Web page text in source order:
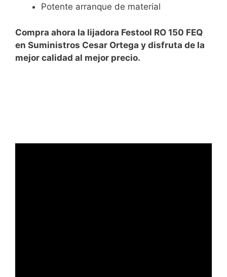
Potente arranque de material
Compra ahora la lijadora Festool RO 150 FEQ
en Suministros Cesar Ortega y disfruta de la
mejor calidad al mejor precio.